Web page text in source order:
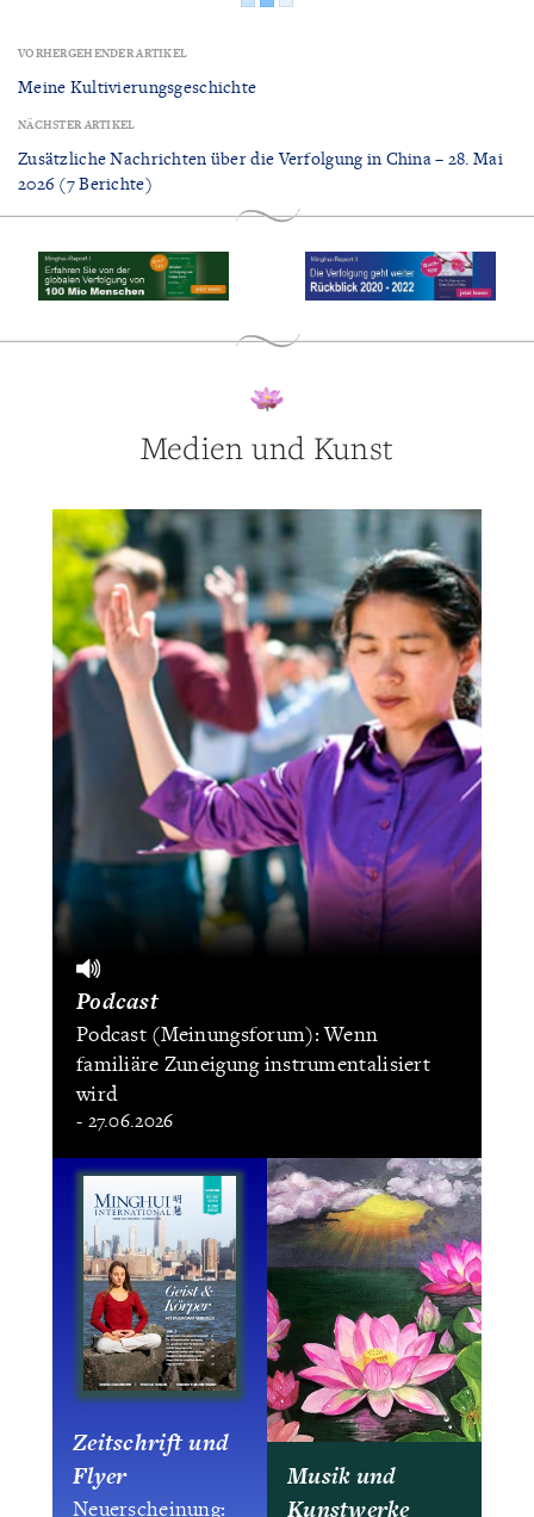
VORHERGEHENDER ARTIKEL
Meine Kultivierungsgeschichte
NÄCHSTER ARTIKEL
Zusätzliche Nachrichten über die Verfolgung in China – 28. Mai
2026 (7 Berichte)
Medien und Kunst
Podcast
Podcast (Meinungsforum): Wenn
familiäre Zuneigung instrumentalisiert
wird
- 27.06.2026
Zeitschrift und
Flyer
Neuerscheinung:
Musik und
Kunstwerke